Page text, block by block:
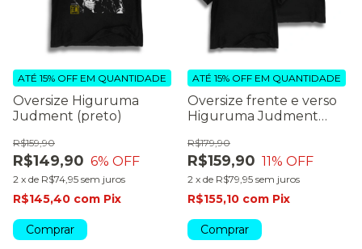
Oversize Higuruma
Judment (preto)
R$149,90
R$159,90
6% OFF
2 x de R$74,95 sem juros
ATÉ 15% OFF EM QUANTIDADE
R$145,40 com Pix
Comprar
Oversize frente e verso
Higuruma Judment
R$159,90
R$179,90
11% OFF
2 x de R$79,95 sem juros
ATÉ 15% OFF EM QUANTIDADE
R$155,10 com Pix
Comprar